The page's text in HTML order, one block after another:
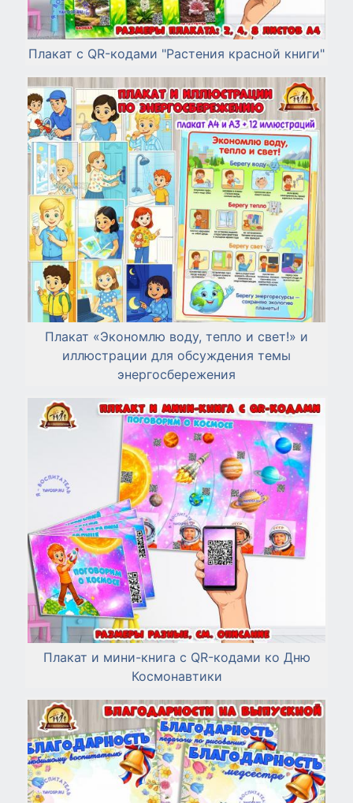
Плакат с QR-кодами "Растения красной книги"
Плакат «Экономлю воду, тепло и свет!» и
иллюстрации для обсуждения темы
энергосбережения
Плакат и мини-книга с QR-кодами ко Дню
Космонавтики